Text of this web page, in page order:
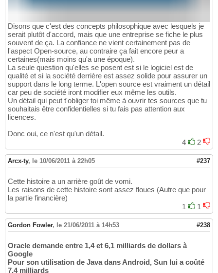
Disons que c'est des concepts philosophique avec lesquels je
serait plutôt d'accord, mais que une entreprise se fiche le plus
souvent de ça. La confiance ne vient certainement pas de
l'aspect Open-source, au contraire ça fait encore peur a
certaines(mais moins qu'a une époque).
La seule question qu'elles se posent est si le logiciel est de
qualité et si la société derrière est assez solide pour assurer un
support dans le long terme. L'open source est vraiment un détail
car peu de société iront modifier eux même les outils.
Un détail qui peut t'obliger toi même à ouvrir tes sources que tu
souhaitais être confidentielles si tu fais pas attention aux
licences.
Donc oui, ce n'est qu'un détail.
4
2
Arcx-ty, le 10/06/2011 à 22h05 #237
Cette histoire a un arrière goût de vomi.
Les raisons de cette histoire sont assez floues (Autre que pour
la partie financière)
1
1
Gordon Fowler, le 21/06/2011 à 14h53 #238
Oracle demande entre 1,4 et 6,1 milliards de dollars à
Google
Pour son utilisation de Java dans Android, Sun lui a coûté
7,4 milliards